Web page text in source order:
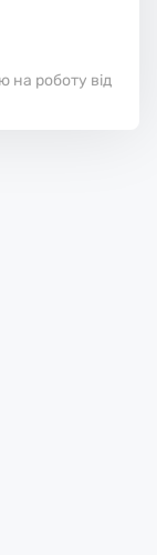
на роботу від